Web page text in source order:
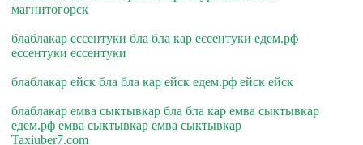
магнитогорск
блаблакар ессентуки бла бла кар ессентуки едем.рф
ессентуки ессентуки
блаблакар ейск бла бла кар ейск едем.рф ейск ейск
блаблакар емва сыктывкар бла бла кар емва сыктывкар
едем.рф емва сыктывкар емва сыктывкар
Taxiuber7.com